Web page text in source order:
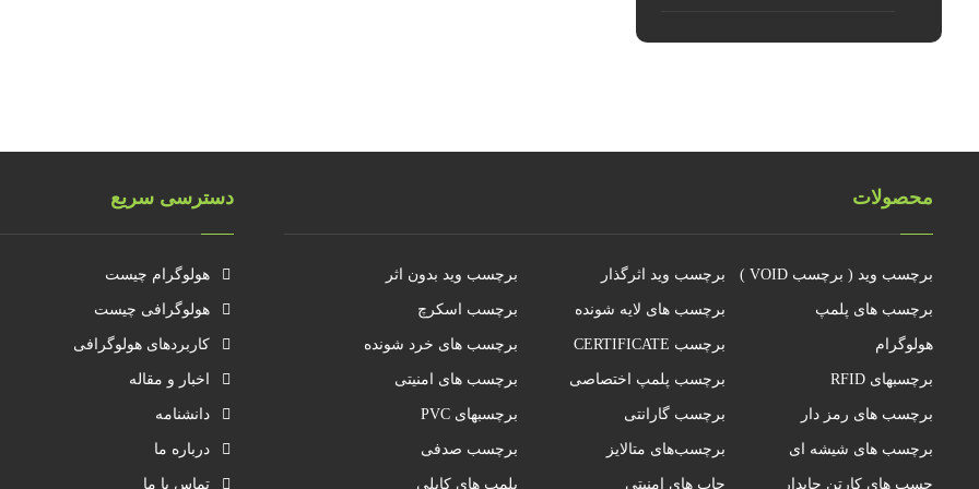
محصولات
برچسب وید ( برچسب VOID ) برچسب وید اثرگذار برچسب وید بدون اثر
برچسب های پلمپ برچسب های لایه شونده برچسب اسکرچ
هولوگرام برچسب CERTIFICATE برچسب های خرد شونده
برچسبهای RFID برچسب پلمپ اختصاصی برچسب های امنیتی
برچسب های رمز دار برچسب گارانتی برچسبهای PVC
برچسب های شیشه ای برچسب‌های متالایز برچسب صدفی
چسب های کارتن چاپدار چاپ های امنیتی پلمپ های کابلی
دسترسی سریع
هولوگرام چیست
هولوگرافی چیست
کاربردهای هولوگرافی
اخبار و مقاله
دانشنامه
درباره ما
تماس با ما